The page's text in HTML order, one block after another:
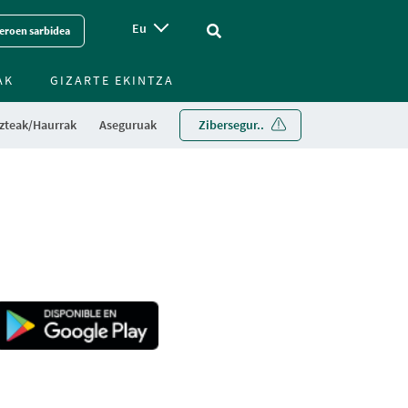
sarbidea Eu Vinculo - Buscar en la web
Haurrak Aseguruak Zibersegur..
GIZARTE EKINTZA